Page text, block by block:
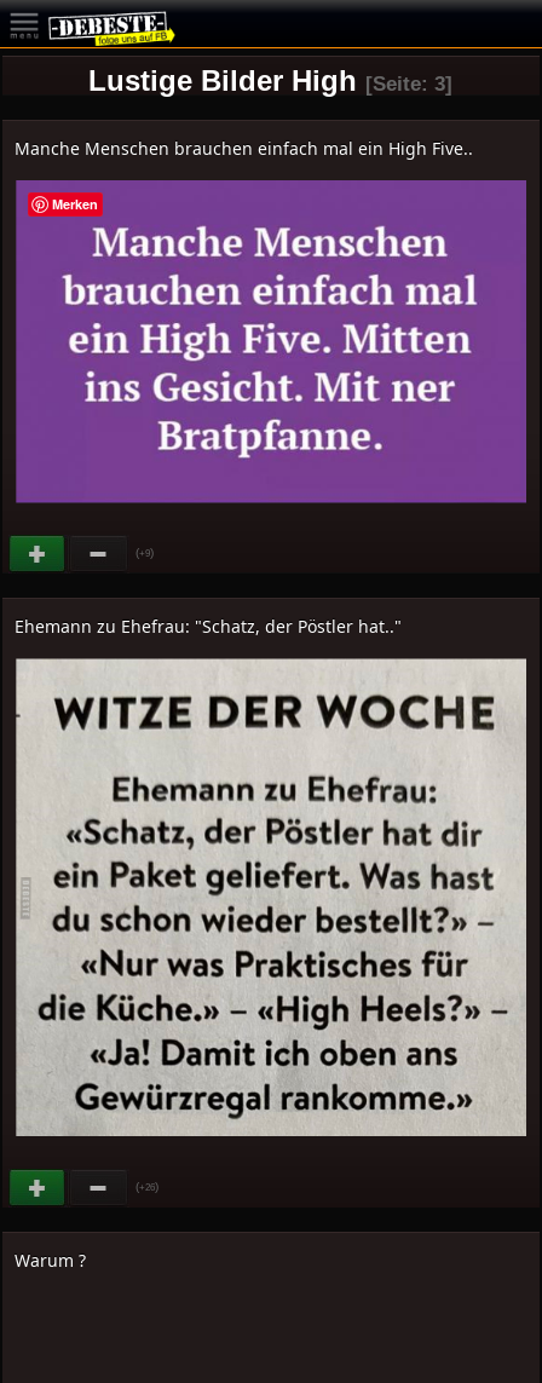
Lustige Bilder High [Seite: 3]
Manche Menschen brauchen einfach mal ein High Five..
(+9)
Ehemann zu Ehefrau: "Schatz, der Pöstler hat.."
(+26)
Warum ?
Merken